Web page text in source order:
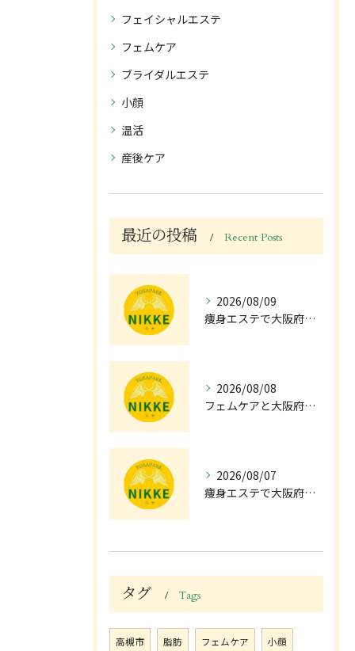
フェイシャルエステ
フェムケア
ブライダルエステ
小顔
温活
産後ケア
最近の投稿 Recent Posts
2026/08/09
痩身エステで大阪府枚方市の真夏のダイエットを成功させる費用と頻度ガイド
2026/08/08
フェムケアと大阪府枚方市で女性が安心して選べるサービス比較と通いやすさのポイント
2026/08/07
痩身エステで大阪府高槻市で無理なく痩せるための方法と費用・効果の実例ガイド
タグ Tags
高槻市 脂肪 フェムケア 小顔